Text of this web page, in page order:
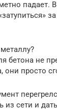
падает.
бетона не
они просто
сети и